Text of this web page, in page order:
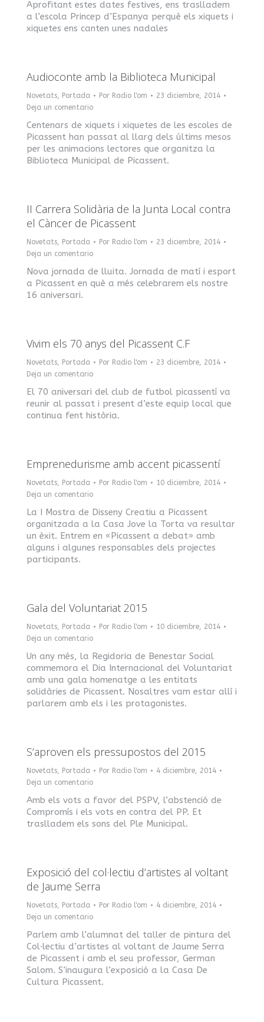
Aprofitant estes dates festives, ens traslladem
a l’escola Princep d’Espanya perquè els xiquets i
xiquetes ens canten unes nadales
Audioconte amb la Biblioteca Municipal
Novetats, Portada Por Radio l'om
23 diciembre, 2014
Deja un comentario
Centenars de xiquets i xiquetes de les escoles de
Picassent han passat al llarg dels últims mesos
per les animacions lectores que organitza la
Biblioteca Municipal de Picassent.
II Carrera Solidària de la Junta Local contra
el Càncer de Picassent
Novetats, Portada Por Radio l'om
23 diciembre, 2014
Deja un comentario
Nova jornada de lluita. Jornada de matí i esport
a Picassent en què a més celebrarem els nostre
16 aniversari.
Vivim els 70 anys del Picassent C.F
Novetats, Portada Por Radio l'om
23 diciembre, 2014
Deja un comentario
El 70 aniversari del club de futbol picassentí va
reunir al passat i present d’este equip local que
continua fent història.
Emprenedurisme amb accent picassentí
Novetats, Portada Por Radio l'om
10 diciembre, 2014
Deja un comentario
La I Mostra de Disseny Creatiu a Picassent
organitzada a la Casa Jove la Torta va resultar
un èxit. Entrem en «Picassent a debat» amb
alguns i algunes responsables dels projectes
participants.
Gala del Voluntariat 2015
Novetats, Portada Por Radio l'om
10 diciembre, 2014
Deja un comentario
Un any més, la Regidoria de Benestar Social
commemora el Dia Internacional del Voluntariat
amb una gala homenatge a les entitats
solidàries de Picassent. Nosaltres vam estar allí i
parlarem amb els i les protagonistes.
S’aproven els pressupostos del 2015
Novetats, Portada Por Radio l'om
4 diciembre, 2014
Deja un comentario
Amb els vots a favor del PSPV, l’abstenció de
Compromís i els vots en contra del PP. Et
traslladem els sons del Ple Municipal.
Exposició del col·lectiu d’artistes al voltant
de Jaume Serra
Novetats, Portada Por Radio l'om
4 diciembre, 2014
Deja un comentario
Parlem amb l’alumnat del taller de pintura del
Col·lectiu d’artistes al voltant de Jaume Serra
de Picassent i amb el seu professor, German
Salom. S’inaugura l’exposició a la Casa De
Cultura Picassent.